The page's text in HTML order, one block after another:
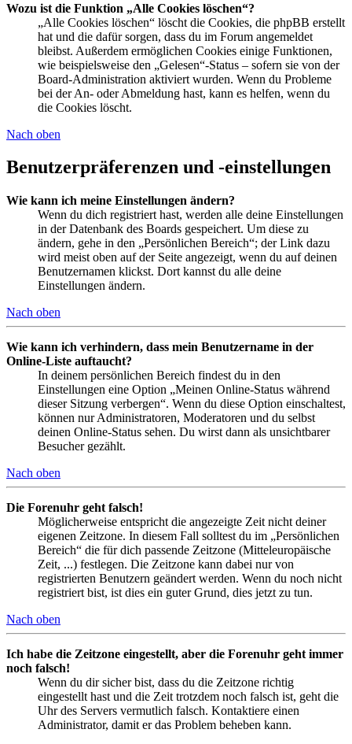
Wozu ist die Funktion „Alle Cookies löschen“?
„Alle Cookies löschen“ löscht die Cookies, die phpBB erstellt
hat und die dafür sorgen, dass du im Forum angemeldet
bleibst. Außerdem ermöglichen Cookies einige Funktionen,
wie beispielsweise den „Gelesen“-Status – sofern sie von der
Board-Administration aktiviert wurden. Wenn du Probleme
bei der An- oder Abmeldung hast, kann es helfen, wenn du
die Cookies löscht.
Nach oben
Benutzerpräferenzen und -einstellungen
Wie kann ich meine Einstellungen ändern?
Wenn du dich registriert hast, werden alle deine Einstellungen
in der Datenbank des Boards gespeichert. Um diese zu
ändern, gehe in den „Persönlichen Bereich“; der Link dazu
wird meist oben auf der Seite angezeigt, wenn du auf deinen
Benutzernamen klickst. Dort kannst du alle deine
Einstellungen ändern.
Nach oben
Wie kann ich verhindern, dass mein Benutzername in der
Online-Liste auftaucht?
In deinem persönlichen Bereich findest du in den
Einstellungen eine Option „Meinen Online-Status während
dieser Sitzung verbergen“. Wenn du diese Option einschaltest,
können nur Administratoren, Moderatoren und du selbst
deinen Online-Status sehen. Du wirst dann als unsichtbarer
Besucher gezählt.
Nach oben
Die Forenuhr geht falsch!
Möglicherweise entspricht die angezeigte Zeit nicht deiner
eigenen Zeitzone. In diesem Fall solltest du im „Persönlichen
Bereich“ die für dich passende Zeitzone (Mitteleuropäische
Zeit, ...) festlegen. Die Zeitzone kann dabei nur von
registrierten Benutzern geändert werden. Wenn du noch nicht
registriert bist, ist dies ein guter Grund, dies jetzt zu tun.
Nach oben
Ich habe die Zeitzone eingestellt, aber die Forenuhr geht immer
noch falsch!
Wenn du dir sicher bist, dass du die Zeitzone richtig
eingestellt hast und die Zeit trotzdem noch falsch ist, geht die
Uhr des Servers vermutlich falsch. Kontaktiere einen
Administrator, damit er das Problem beheben kann.